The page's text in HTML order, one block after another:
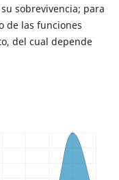
sobrevivencia; para
de las funciones
del cual depende